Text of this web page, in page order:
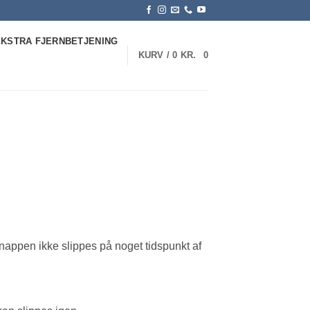
FJERNBETJENING
KURV /0 KR. 0
ikke slippes på noget tidspunkt af